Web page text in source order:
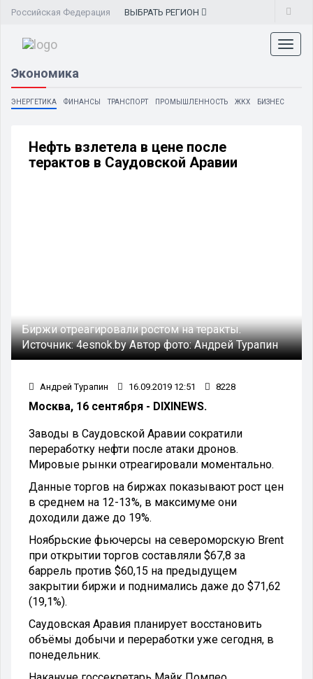
Российская Федерация ВЫБРАТЬ РЕГИОН
Экономика
ЭНЕРГЕТИКА ФИНАНСЫ ТРАНСПОРТ ПРОМЫШЛЕННОСТЬ ЖКХ БИЗНЕС
Нефть взлетела в цене после
терактов в Саудовской Аравии
Биржи отреагировали ростом на теракты.
Источник:4esnok.byАвтор фото:Андрей Турапин
Андрей Турапин 16.09.2019 12:51 8228
Москва, 16 сентября - DIXINEWS.
Заводы в Саудовской Аравии сократили
переработку нефти после атаки дронов.
Мировые рынки отреагировали моментально.
Данные торгов на биржах показывают рост цен
в среднем на 12-13%, в максимуме они
доходили даже до 19%.
Ноябрьские фьючерсы на североморскую Brent
при открытии торгов составляли $67,8 за
баррель против $60,15 на предыдущем
закрытии биржи и поднимались даже до $71,62
(19,1%).
Саудовская Аравия планирует восстановить
объёмы добычи и переработки уже сегодня, в
понедельник.